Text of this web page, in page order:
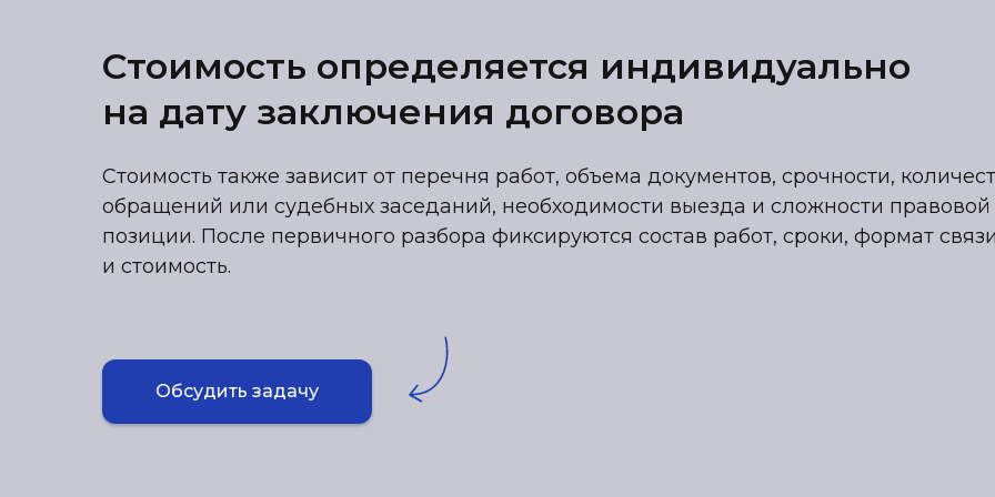
Стоимость определяется индивидуально
на дату заключения договора
Стоимость также зависит от перечня работ, объема документов, срочности,
обращений или судебных заседаний, необходимости выезда и сложности правовой
позиции. После первичного разбора фиксируются состав работ, сроки, формат связи
и стоимость.
Обсудить задачу